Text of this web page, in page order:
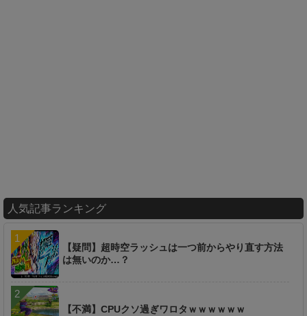
人気記事ランキング
【疑問】超時空ラッシュは一つ前からやり直す方法
は無いのか…？
【不満】CPUクソ過ぎワロタｗｗｗｗｗｗ